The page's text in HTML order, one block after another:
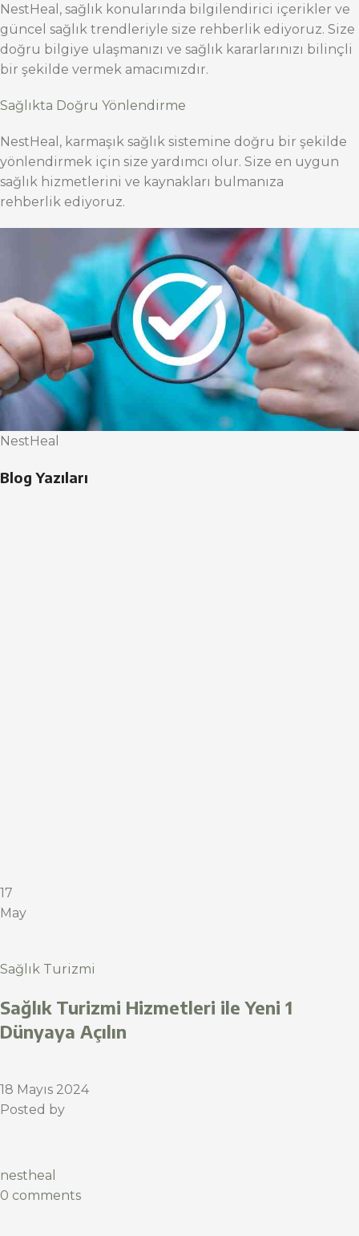
NestHeal, sağlık konularında bilgilendirici içerikler ve
güncel sağlık trendleriyle size rehberlik ediyoruz. Size
doğru bilgiye ulaşmanızı ve sağlık kararlarınızı bilinçli
bir şekilde vermek amacımızdır.
Sağlıkta Doğru Yönlendirme
NestHeal, karmaşık sağlık sistemine doğru bir şekilde
yönlendirmek için size yardımcı olur. Size en uygun
sağlık hizmetlerini ve kaynakları bulmanıza
rehberlik ediyoruz.
NestHeal
Blog Yazıları
17
May
Sağlık Turizmi
Sağlık Turizmi Hizmetleri ile Yeni 1
Dünyaya Açılın
18 Mayıs 2024
Posted by
nestheal
0 comments